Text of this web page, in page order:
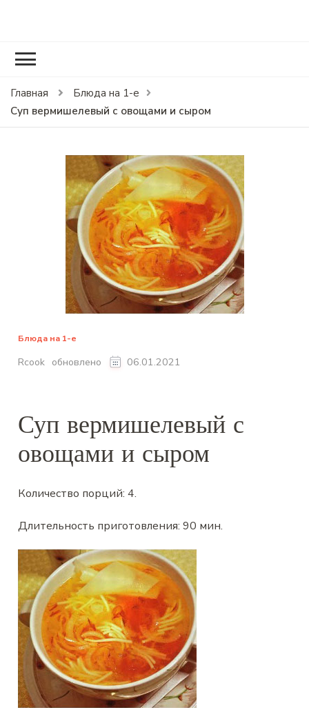
Главная
Блюда на 1-е
Суп вермишелевый с овощами и сыром
Блюда на 1-е
Rcook обновлено 06.01.2021
Суп вермишелевый с
овощами и сыром
Количество порций:4.
Длительность приготовления:90 мин.